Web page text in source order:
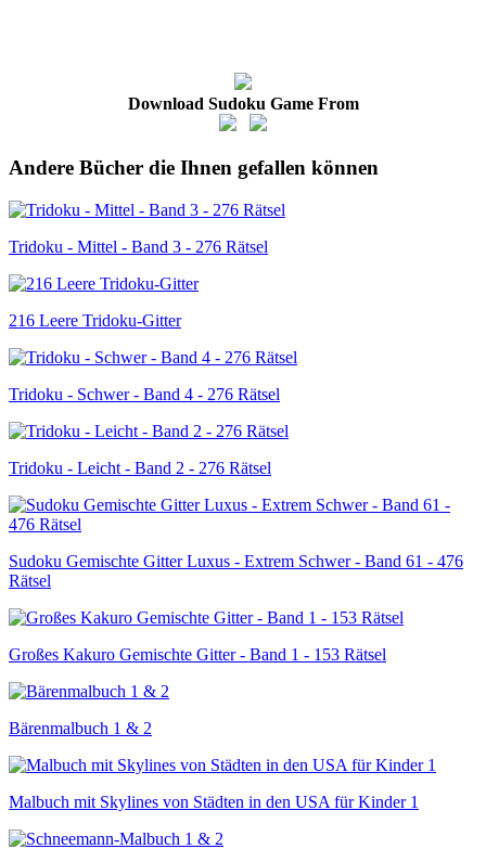
Download Sudoku Game From
Andere Bücher die Ihnen gefallen können
Tridoku - Mittel - Band 3 - 276 Rätsel
216 Leere Tridoku-Gitter
Tridoku - Schwer - Band 4 - 276 Rätsel
Tridoku - Leicht - Band 2 - 276 Rätsel
Sudoku Gemischte Gitter Luxus - Extrem Schwer - Band 61 - 476
Rätsel
Großes Kakuro Gemischte Gitter - Band 1 - 153 Rätsel
Bärenmalbuch 1 & 2
Malbuch mit Skylines von Städten in den USA für Kinder 1